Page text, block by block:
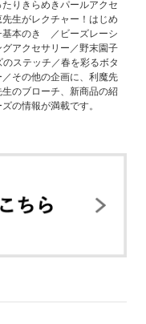
りきらめきパールアクセ
生がレクチャー！はじめ
基本のき ／ビーズレーシ
アクセサリー／野末園子
ステッチ／春を彩るボタ
その他の企画に、利魔先
のブローチ、新商品の紹
の情報が満載です。